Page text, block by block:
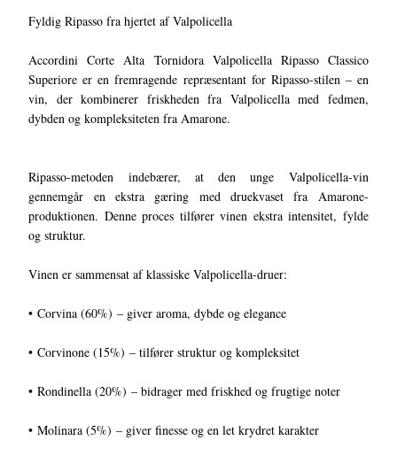
Fyldig Ripasso fra hjertet af Valpolicella
Accordini Corte Alta Tornidora Valpolicella Ripasso Classico
Superiore er en fremragende repræsentant for Ripasso-stilen – en
vin, der kombinerer friskheden fra Valpolicella med fedmen,
dybden og kompleksiteten fra Amarone.
Ripasso-metoden indebærer, at den unge Valpolicella-vin
gennemgår en ekstra gæring med druekvaset fra Amarone-
produktionen. Denne proces tilfører vinen ekstra intensitet, fylde
og struktur.
Vinen er sammensat af klassiske Valpolicella-druer:
• Corvina (60%) – giver aroma, dybde og elegance
• Corvinone (15%) – tilfører struktur og kompleksitet
• Rondinella (20%) – bidrager med friskhed og frugtige noter
• Molinara (5%) – giver finesse og en let krydret karakter